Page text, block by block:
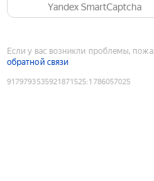
Yandex SmartCaptcha
Если у вас возникли проблемы,
обратной связи
9179793535921871525:1786057025